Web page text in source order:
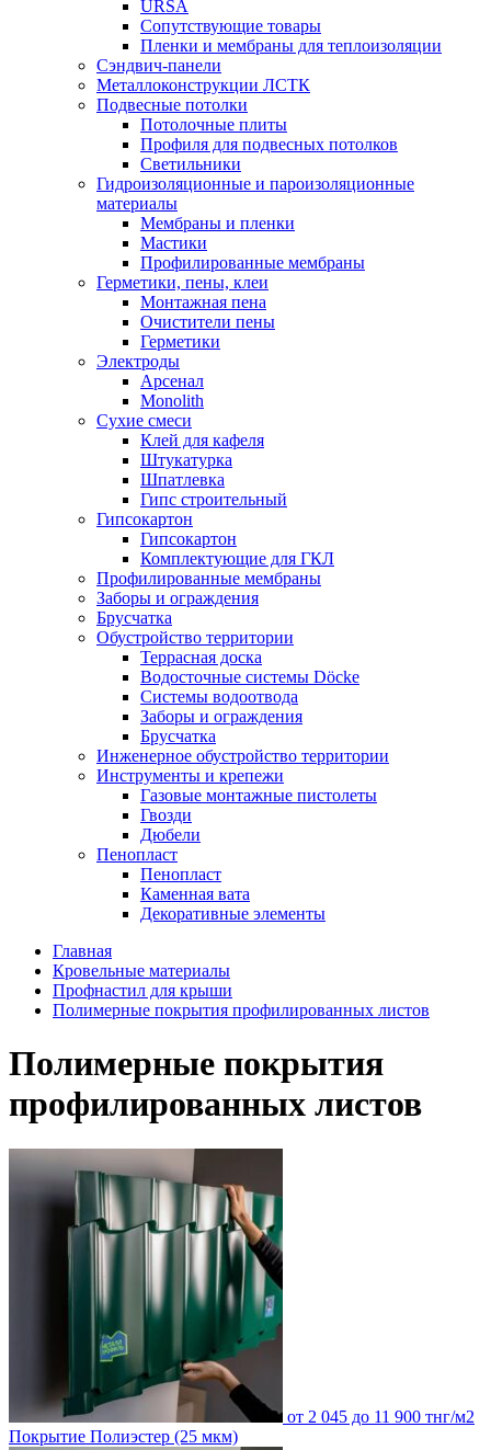
URSA
Сопутствующие товары
Пленки и мембраны для теплоизоляции
Сэндвич-панели
Металлоконструкции ЛСТК
Подвесные потолки
Потолочные плиты
Профиля для подвесных потолков
Светильники
Гидроизоляционные и пароизоляционные
материалы
Мембраны и пленки
Мастики
Профилированные мембраны
Герметики, пены, клеи
Монтажная пена
Очистители пены
Герметики
Электроды
Арсенал
Monolith
Сухие смеси
Клей для кафеля
Штукатурка
Шпатлевка
Гипс строительный
Гипсокартон
Гипсокартон
Комплектующие для ГКЛ
Профилированные мембраны
Заборы и ограждения
Брусчатка
Обустройство территории
Террасная доска
Водосточные системы Döcke
Системы водоотвода
Заборы и ограждения
Брусчатка
Инженерное обустройство территории
Инструменты и крепежи
Газовые монтажные пистолеты
Гвозди
Дюбели
Пенопласт
Пенопласт
Каменная вата
Декоративные элементы
Главная
Кровельные материалы
Профнастил для крыши
Полимерные покрытия профилированных листов
Полимерные покрытия
профилированных листов
от 2 045 до 11 900 тнг/м2
Покрытие Полиэстер (25 мкм)